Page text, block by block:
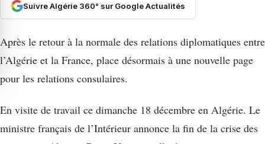
Suivre Algérie 360° sur Google Actualités
Après le retour à la normale des relations diplomatiques entre
l’Algérie et la France, place désormais à une nouvelle page
pour les relations consulaires.
En visite de travail ce dimanche 18 décembre en Algérie. Le
ministre français de l’Intérieur annonce la fin de la crise des